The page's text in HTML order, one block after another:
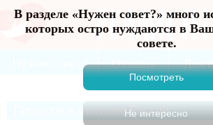
В разделе «Нужен совет?» много
которых остро нуждаются в
совете.
Прошлое и будущее России